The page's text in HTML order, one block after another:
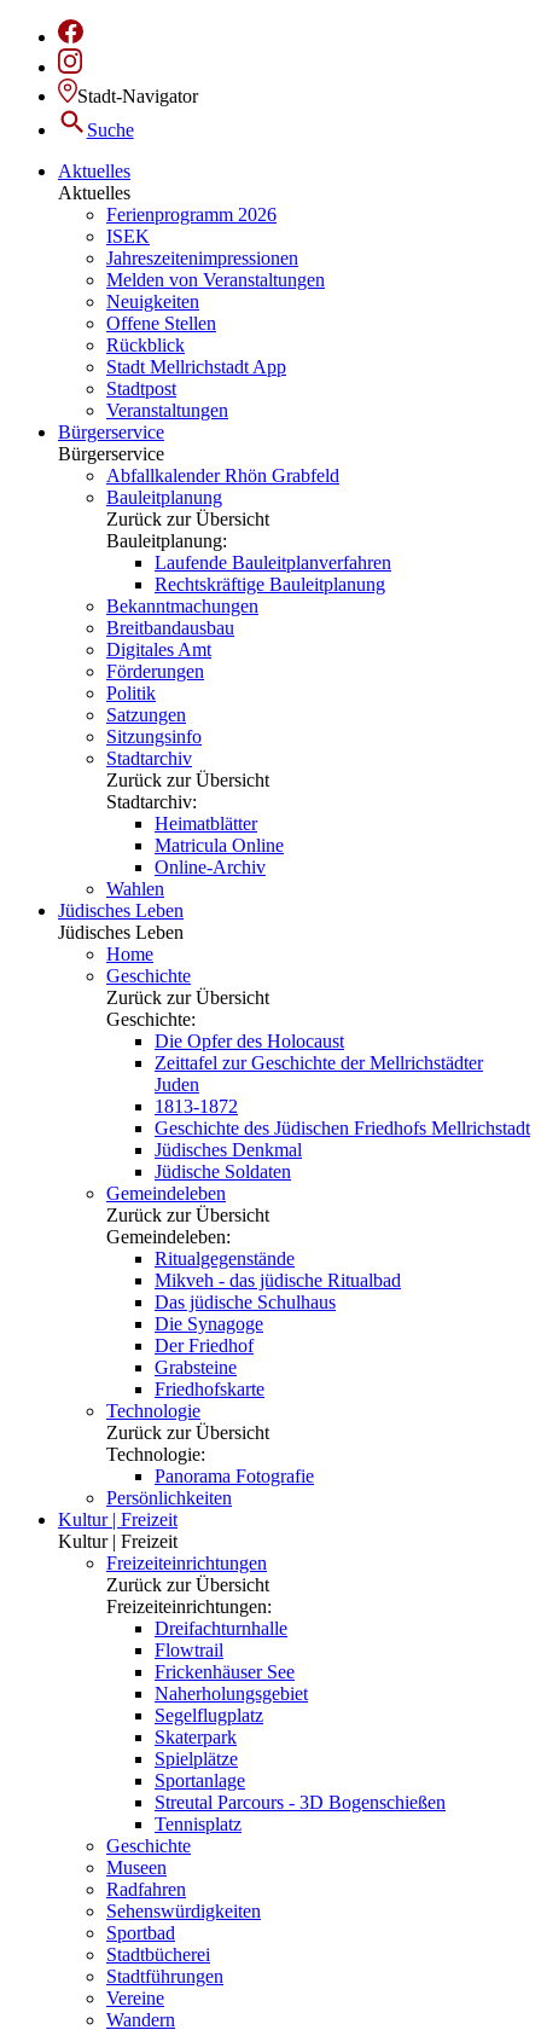
Stadt-Navigator
Suche
Aktuelles
Aktuelles
Ferienprogramm 2026
ISEK
Jahreszeitenimpressionen
Melden von Veranstaltungen
Neuigkeiten
Offene Stellen
Rückblick
Stadt Mellrichstadt App
Stadtpost
Veranstaltungen
Bürgerservice
Bürgerservice
Abfallkalender Rhön Grabfeld
Bauleitplanung
Zurück zur Übersicht
Bauleitplanung:
Laufende Bauleitplanverfahren
Rechtskräftige Bauleitplanung
Bekanntmachungen
Breitbandausbau
Digitales Amt
Förderungen
Politik
Satzungen
Sitzungsinfo
Stadtarchiv
Zurück zur Übersicht
Stadtarchiv:
Heimatblätter
Matricula Online
Online-Archiv
Wahlen
Jüdisches Leben
Jüdisches Leben
Home
Geschichte
Zurück zur Übersicht
Geschichte:
Die Opfer des Holocaust
Zeittafel zur Geschichte der Mellrichstädter
Juden
1813-1872
Geschichte des Jüdischen Friedhofs Mellrichstadt
Jüdisches Denkmal
Jüdische Soldaten
Gemeindeleben
Zurück zur Übersicht
Gemeindeleben:
Ritualgegenstände
Mikveh - das jüdische Ritualbad
Das jüdische Schulhaus
Die Synagoge
Der Friedhof
Grabsteine
Friedhofskarte
Technologie
Zurück zur Übersicht
Technologie:
Panorama Fotografie
Persönlichkeiten
Kultur | Freizeit
Kultur | Freizeit
Freizeiteinrichtungen
Zurück zur Übersicht
Freizeiteinrichtungen:
Dreifachturnhalle
Flowtrail
Frickenhäuser See
Naherholungsgebiet
Segelflugplatz
Skaterpark
Spielplätze
Sportanlage
Streutal Parcours - 3D Bogenschießen
Tennisplatz
Geschichte
Museen
Radfahren
Sehenswürdigkeiten
Sportbad
Stadtbücherei
Stadtführungen
Vereine
Wandern